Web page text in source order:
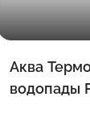
Аква
водопады